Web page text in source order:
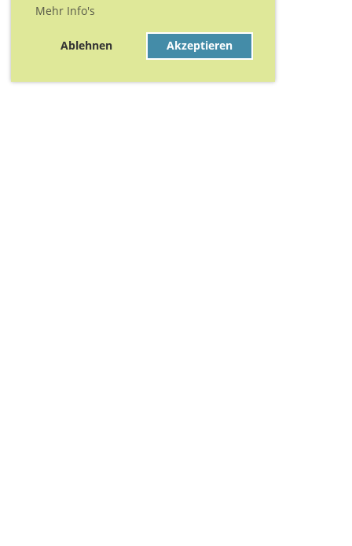
Mehr Info's
Ablehnen Akzeptieren